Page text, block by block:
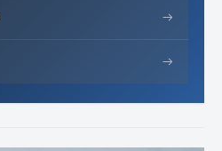
→
→